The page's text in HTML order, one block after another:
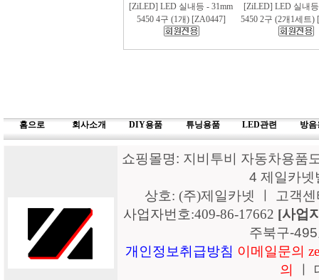
[ZiLED] LED 실내등 - 31mm
5450 4구 (1개) [ZA0447]
[ZiLED] LED 실내
5450 2구 (2개1세트)
홈으로 회사소개 DIY용품 튜닝용품 LED관련 방음
쇼핑몰명: 지비투비 자동차용품
4 제일카
상호: (주)제일카넷 ㅣ 고객
사업자번호:409-86-17662 [사업
주북구-
개인정보취급방침 이메일문의
의